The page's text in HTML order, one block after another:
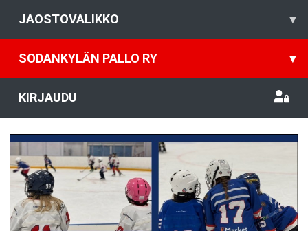
JAOSTOVALIKKO ▾
SODANKYLÄN PALLO RY ▾
KIRJAUDU